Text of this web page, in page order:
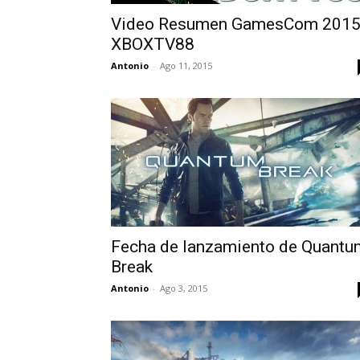
Video Resumen GamesCom
XBOXTV88
Antonio - Ago 11, 2015
Fecha de lanzamiento de
Break
Antonio - Ago 3, 2015